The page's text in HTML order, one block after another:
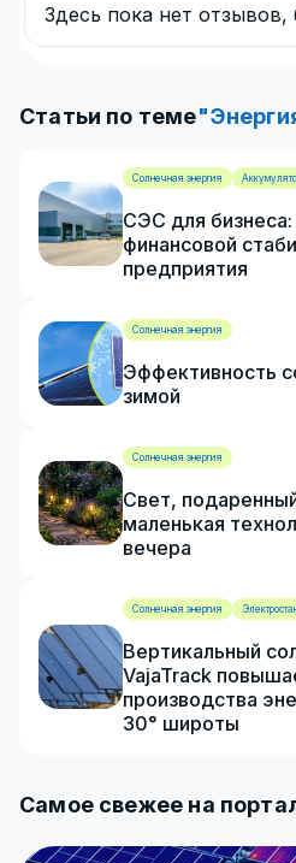
Здесь пока нет
Статьи по теме
Солнечная энергия
СЭС для бизнеса:
финансовой
предприятия
Солнечная энергия
Эффективность
зимой
Солнечная энергия
Свет,
маленькая
вечера
Солнечная энергия
Вертикальный
VajaTrack
производства
30° широты
Самое свежее на